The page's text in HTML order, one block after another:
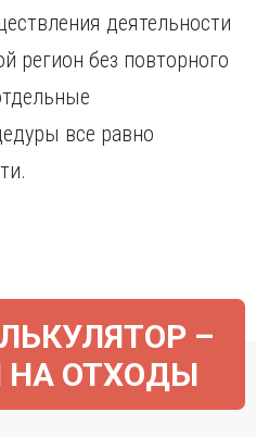
деятельности
регион без повторного
все равно
–
НА ОТХОДЫ